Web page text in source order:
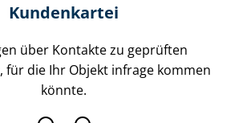
Kundenkartei
über Kontakte zu geprüften
für die Ihr Objekt infrage kommen
könnte.